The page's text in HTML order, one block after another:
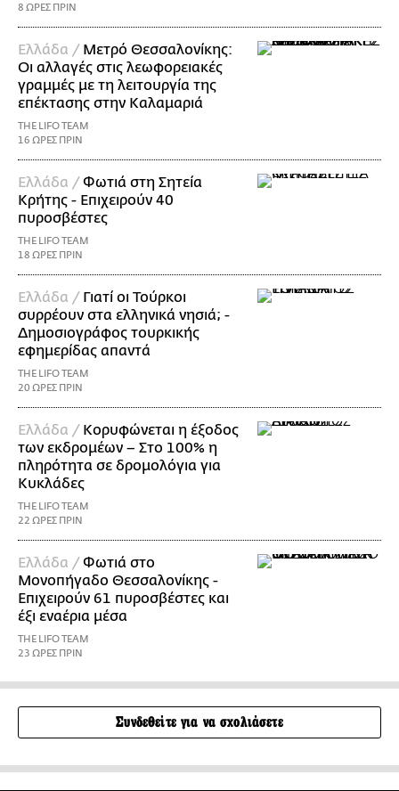
8 ΩΡΕΣ ΠΡΙΝ
Ελλάδα / Μετρό Θεσσαλονίκης:
Οι αλλαγές στις λεωφορειακές
γραμμές με τη λειτουργία της
επέκτασης στην Καλαμαριά
THE LIFO TEAM
16 ΩΡΕΣ ΠΡΙΝ
Ελλάδα /Φωτιά στη Σητεία
Κρήτης - Επιχειρούν 40
πυροσβέστες
THE LIFO TEAM
18 ΩΡΕΣ ΠΡΙΝ
Ελλάδα / Γιατί οι Τούρκοι
συρρέουν στα ελληνικά νησιά; -
Δημοσιογράφος τουρκικής
εφημερίδας απαντά
THE LIFO TEAM
20 ΩΡΕΣ ΠΡΙΝ
Ελλάδα / Κορυφώνεται η έξοδος
των εκδρομέων – Στο 100% η
πληρότητα σε δρομολόγια για
Κυκλάδες
THE LIFO TEAM
22 ΩΡΕΣ ΠΡΙΝ
Ελλάδα /Φωτιά στο
Μονοπήγαδο Θεσσαλονίκης -
Επιχειρούν 61 πυροσβέστες και
έξι εναέρια μέσα
THE LIFO TEAM
23 ΩΡΕΣ ΠΡΙΝ
Συνδεθείτε για να σχολιάσετε